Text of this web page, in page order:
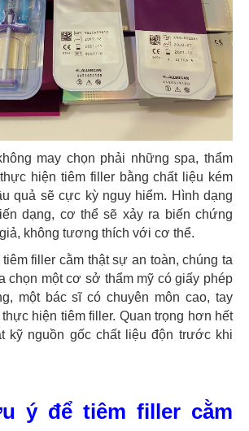
may chọn phải những spa, thẩm
hiện tiêm filler bằng chất liệu kém
quả sẽ cực kỳ nguy hiểm. Hình dạng
dạng, cơ thể sẽ xảy ra biến chứng
không tương thích với cơ thể.
filler cằm thật sự an toàn, chúng ta
chọn một cơ sở thẩm mỹ có giấy phép
một bác sĩ có chuyên môn cao, tay
hiện tiêm filler. Quan trọng hơn hết
kỹ nguồn gốc chất liệu độn trước khi
ý để tiêm filler cằm